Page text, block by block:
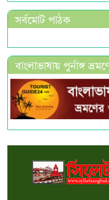
সর্বমোট পাঠক
বাংলাভাষায় পুর্নাঙ্গ